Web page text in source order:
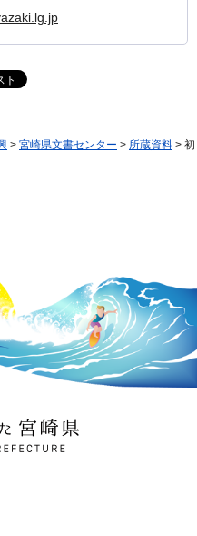
> 宮崎県文書センター > 所蔵資料 > 初
県